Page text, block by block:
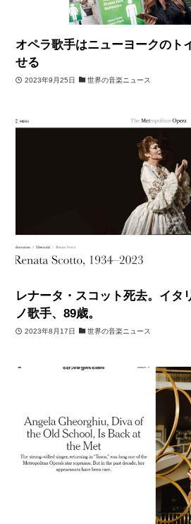
オペラ歌手はニューヨークのト
せる
2023年9月25日 世界の音楽ニュース
レナータ・スコット死去。イタ
ノ歌手、89歳。
2023年8月17日 世界の音楽ニュース